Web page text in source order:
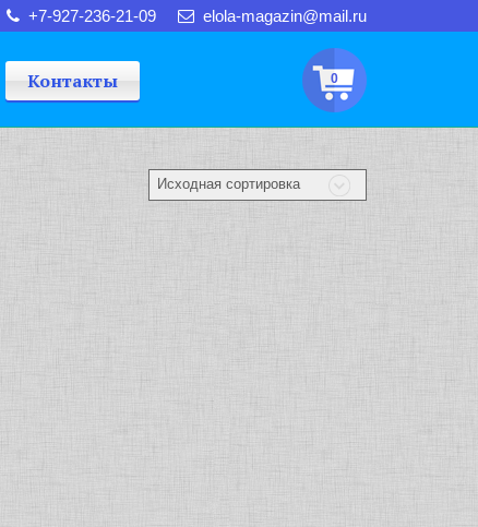
+7-927-236-21-09 elola-magazin@mail.ru
0
Контакты
Исходная сортировка